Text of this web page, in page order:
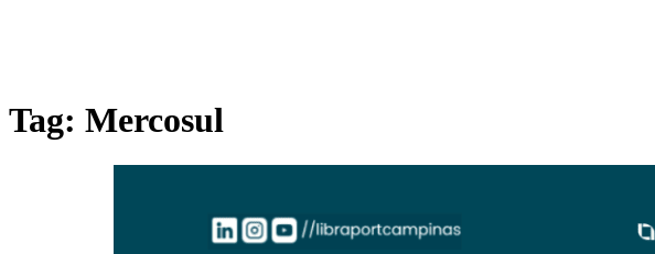
Tag: Mercosul